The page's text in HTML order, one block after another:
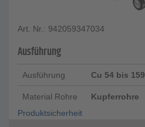
Art. Nr.: 942059347034
Ausführung
Ausführung Cu 54 bis 159
Material Rohre
Kupferrohre
Produktsicherheit